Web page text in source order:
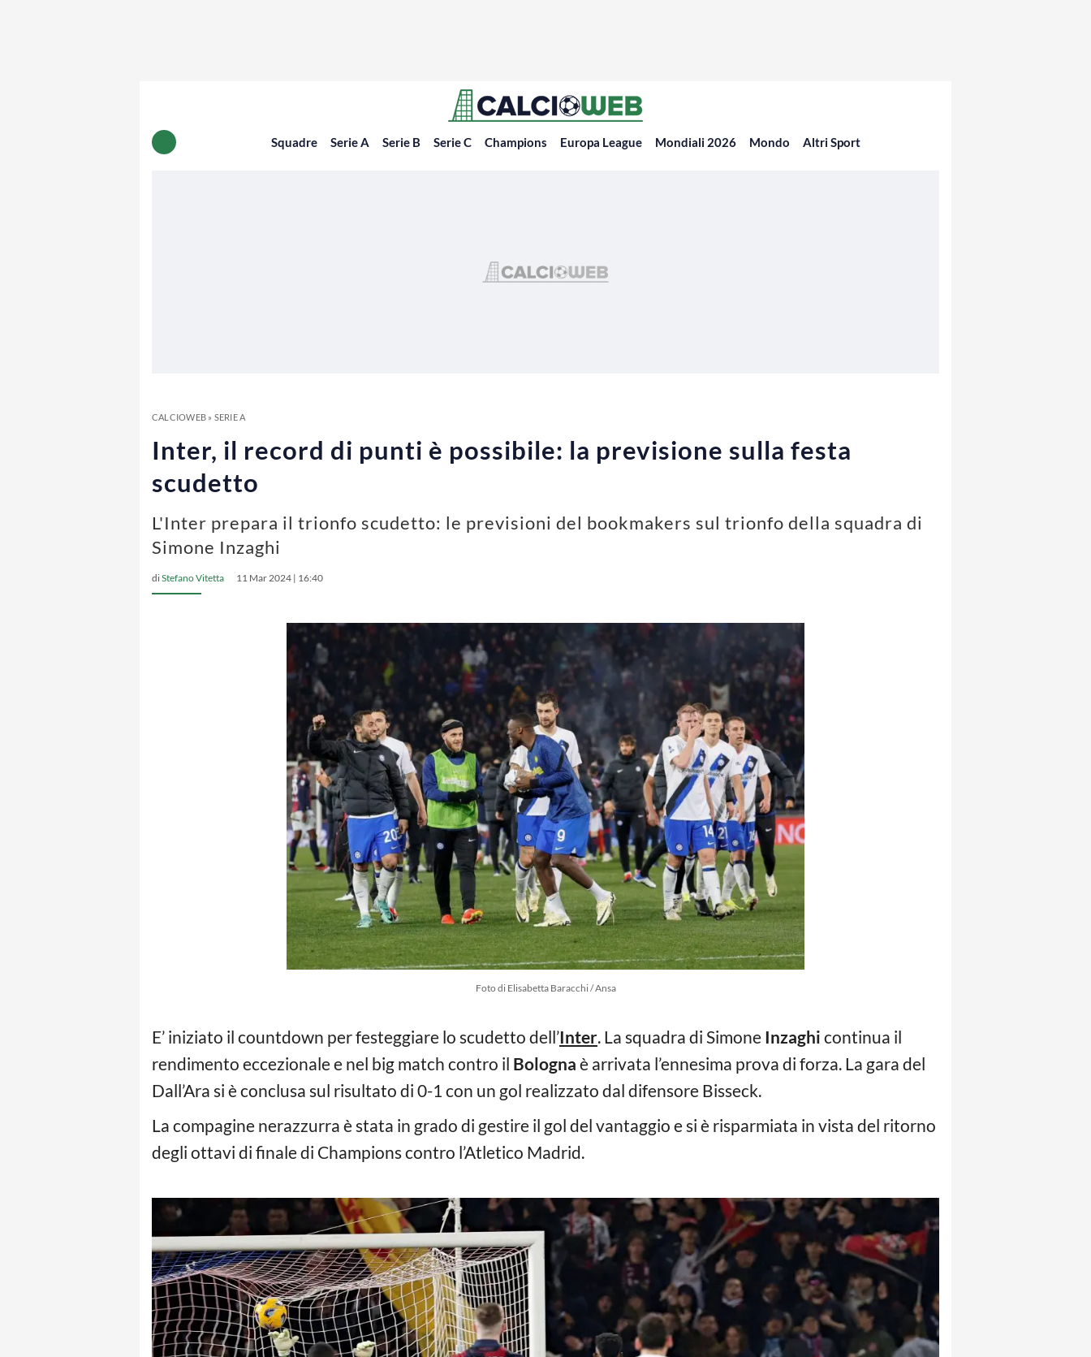
Squadre Serie A Serie B Serie C Champions Europa League Mondiali 2026 Mondo Altri Sport
CALCIOWEB» SERIE A
Inter, il record di punti è possibile: la previsione sulla festa
scudetto
L'Inter prepara il trionfo scudetto: le previsioni del bookmakers sul trionfo della squadra di
Simone Inzaghi
diStefano Vitetta 11 Mar 2024 | 16:40
Foto di Elisabetta Baracchi / Ansa
E’ iniziato il countdown per festeggiare lo scudetto dell’Inter. La squadra di Simone Inzaghi continua il
rendimento eccezionale e nel big match contro il Bologna è arrivata l’ennesima prova di forza. La gara del
Dall’Ara si è conclusa sul risultato di 0-1 con un gol realizzato dal difensore Bisseck.
La compagine nerazzurra è stata in grado di gestire il gol del vantaggio e si è risparmiata in vista del ritorno
degli ottavi di finale di Champions contro l’Atletico Madrid.